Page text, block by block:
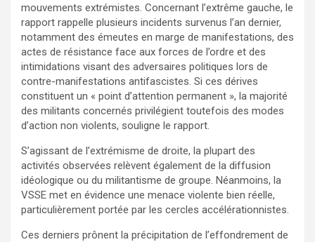
mouvements extrémistes. Concernant l’extrême gauche, le
rapport rappelle plusieurs incidents survenus l’an dernier,
notamment des émeutes en marge de manifestations, des
actes de résistance face aux forces de l’ordre et des
intimidations visant des adversaires politiques lors de
contre-manifestations antifascistes. Si ces dérives
constituent un « point d’attention permanent », la majorité
des militants concernés privilégient toutefois des modes
d’action non violents, souligne le rapport.
S’agissant de l’extrémisme de droite, la plupart des
activités observées relèvent également de la diffusion
idéologique ou du militantisme de groupe. Néanmoins, la
VSSE met en évidence une menace violente bien réelle,
particulièrement portée par les cercles accélérationnistes.
Ces derniers prônent la précipitation de l’effondrement de